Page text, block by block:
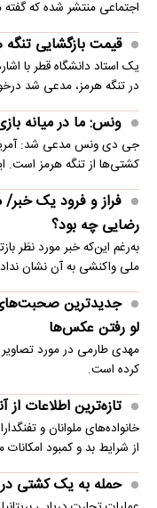
اجتماعی منتشر شده که
قیمت بازگشایی
یک استاد دانشگاه قطر با
در تنگه هرمز، مدعی شد
ونس: ما در میانه
جی دی ونس مدعی شد:
کشتی‌ها از تنگه هرمز است.
فراز و فرود یک خبر/
رضایی چه بود؟
به‌رغم این‌که خبر مورد نظر
ملی واکنشی به آن نشان
جدیدترین صحبت‌های
لو رفتن عکس‌ها
مهدی طارمی در مورد
کرده است.
تازه‌ترین اطلاعات از
خانواده‌های ملوانان و
از شرایط بد و کمبود
حمله به یک کشتی